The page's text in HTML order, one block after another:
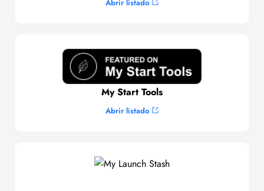
Abrir listado
My Start Tools
Abrir listado